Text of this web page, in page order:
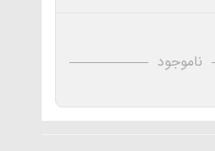
ناموجود